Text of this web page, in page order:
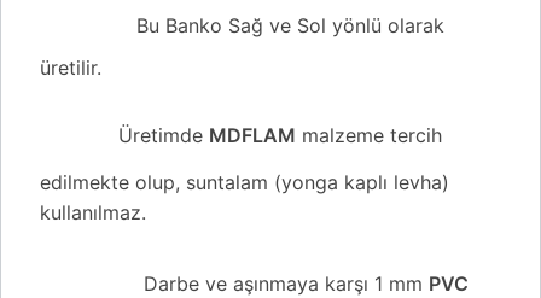
Bu Banko Sağ ve Sol yönlü olarak
üretilir.
Üretimde MDFLAM malzeme tercih
edilmekte olup, suntalam (yonga kaplı levha)
kullanılmaz.
Darbe ve aşınmaya karşı 1 mm PVC